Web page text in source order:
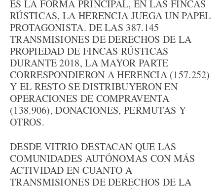
ES LA FORMA PRINCIPAL, EN LAS FINCAS
RÚSTICAS, LA HERENCIA JUEGA UN PAPEL
PROTAGONISTA. DE LAS 387.145
TRANSMISIONES DE DERECHOS DE LA
PROPIEDAD DE FINCAS RÚSTICAS
DURANTE 2018, LA MAYOR PARTE
CORRESPONDIERON A HERENCIA (157.252)
Y EL RESTO SE DISTRIBUYERON EN
OPERACIONES DE COMPRAVENTA
(138.906), DONACIONES, PERMUTAS Y
OTROS.
DESDE VITRIO DESTACAN QUE LAS
COMUNIDADES AUTÓNOMAS CON MÁS
ACTIVIDAD EN CUANTO A
TRANSMISIONES DE DERECHOS DE LA